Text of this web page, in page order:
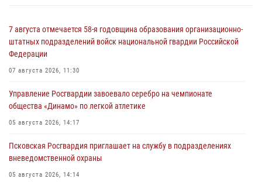
7 августа отмечается 58-я годовщина образования организационно-
штатных подразделений войск национальной гвардии Российской
Федерации
07 августа 2026, 11:30
Управление Росгвардии завоевало серебро на чемпионате
общества «Динамо» по легкой атлетике
05 августа 2026, 14:17
Псковская Росгвардия приглашает на службу в подразделениях
вневедомственной охраны
05 августа 2026, 14:14